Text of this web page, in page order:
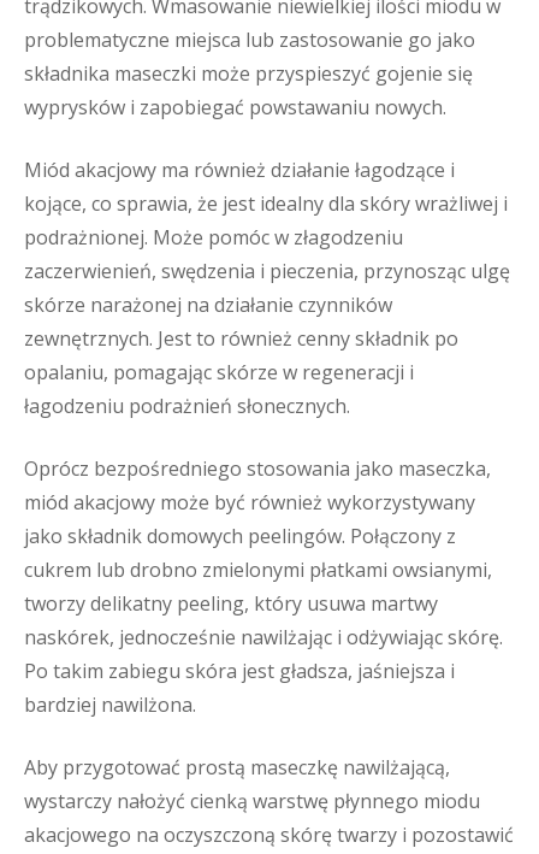
trądzikowych. Wmasowanie niewielkiej ilości miodu w
problematyczne miejsca lub zastosowanie go jako
składnika maseczki może przyspieszyć gojenie się
wyprysków i zapobiegać powstawaniu nowych.
Miód akacjowy ma również działanie łagodzące i
kojące, co sprawia, że jest idealny dla skóry wrażliwej i
podrażnionej. Może pomóc w złagodzeniu
zaczerwienień, swędzenia i pieczenia, przynosząc ulgę
skórze narażonej na działanie czynników
zewnętrznych. Jest to również cenny składnik po
opalaniu, pomagając skórze w regeneracji i
łagodzeniu podrażnień słonecznych.
Oprócz bezpośredniego stosowania jako maseczka,
miód akacjowy może być również wykorzystywany
jako składnik domowych peelingów. Połączony z
cukrem lub drobno zmielonymi płatkami owsianymi,
tworzy delikatny peeling, który usuwa martwy
naskórek, jednocześnie nawilżając i odżywiając skórę.
Po takim zabiegu skóra jest gładsza, jaśniejsza i
bardziej nawilżona.
Aby przygotować prostą maseczkę nawilżającą,
wystarczy nałożyć cienką warstwę płynnego miodu
akacjowego na oczyszczoną skórę twarzy i pozostawić